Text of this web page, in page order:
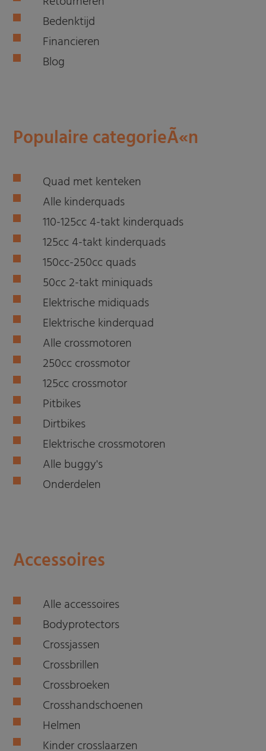
Bedenktijd
Financieren
Blog
Populaire categorieÃ«n
Quad met kenteken
Alle kinderquads
110-125cc 4-takt kinderquads
125cc 4-takt kinderquads
150cc-250cc quads
50cc 2-takt miniquads
Elektrische midiquads
Elektrische kinderquad
Alle crossmotoren
250cc crossmotor
125cc crossmotor
Pitbikes
Dirtbikes
Elektrische crossmotoren
Alle buggy's
Onderdelen
Accessoires
Alle accessoires
Bodyprotectors
Crossjassen
Crossbrillen
Crossbroeken
Crosshandschoenen
Helmen
Kinder crosslaarzen